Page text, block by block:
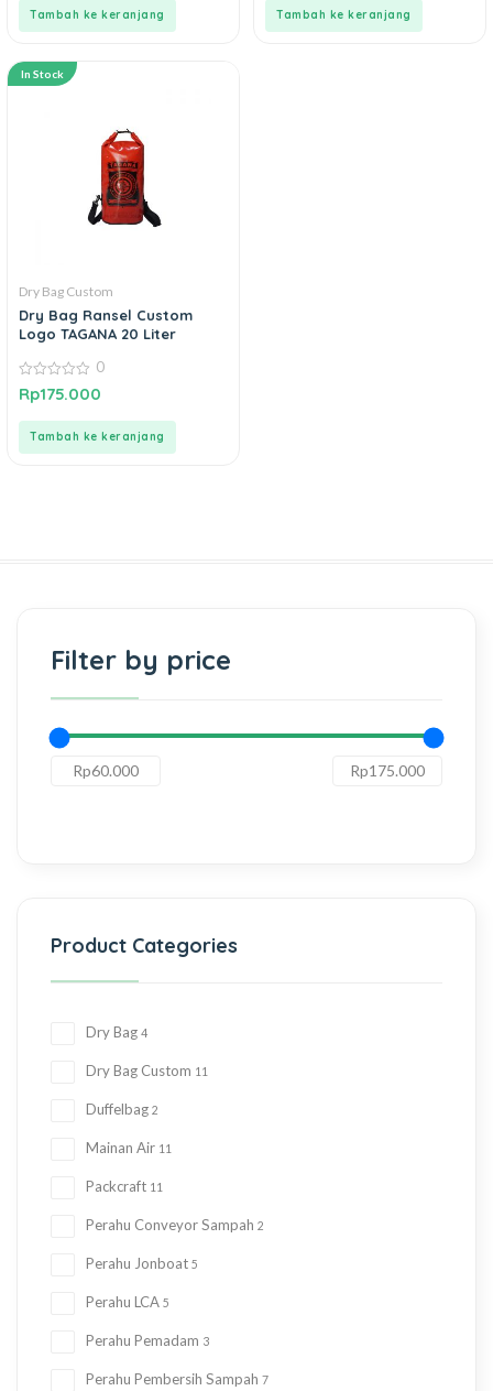
Tambah ke keranjang Tambah ke keranjang
In Stock
Dry Bag Custom
Dry Bag Ransel Custom
Logo TAGANA 20 Liter
0
out
0
Rp175.000
Tambah ke keranjang
Filter by price
Product Categories
Dry Bag 4
Dry Bag Custom 11
Duffelbag 2
Mainan Air 11
Packcraft 11
Perahu Conveyor Sampah 2
Perahu Jonboat 5
Perahu LCA 5
Perahu Pemadam 3
Perahu Pembersih Sampah 7